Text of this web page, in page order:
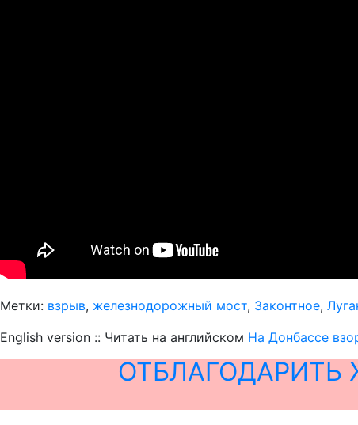
Метки: взрыв, железнодорожный мост, Законтное,
English version :: Читать на английском На Донбассе
ОТБЛАГОДАРИТЬ